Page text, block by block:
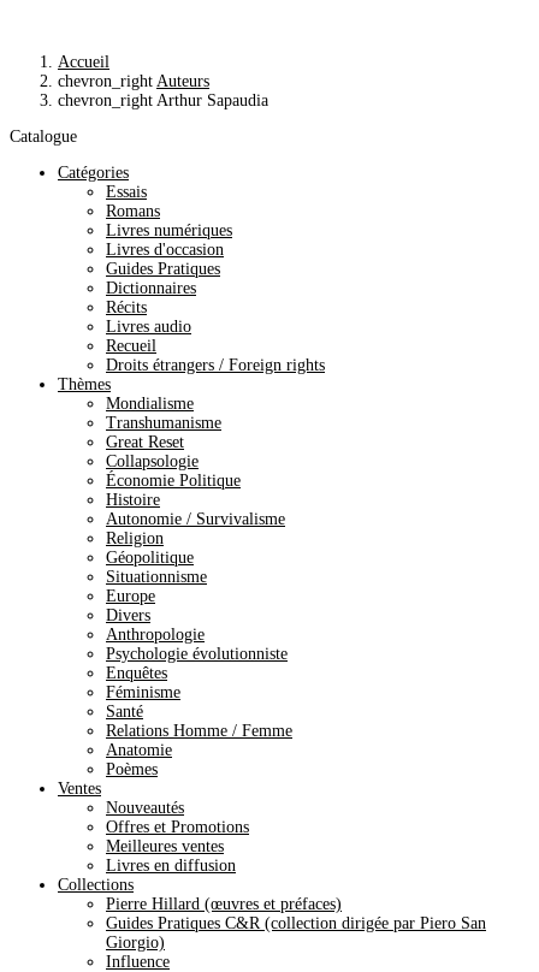
Accueil
chevron_right Auteurs
chevron_right Arthur Sapaudia
Catalogue
Catégories
Essais
Romans
Livres numériques
Livres d'occasion
Guides Pratiques
Dictionnaires
Récits
Livres audio
Recueil
Droits étrangers / Foreign rights
Thèmes
Mondialisme
Transhumanisme
Great Reset
Collapsologie
Économie Politique
Histoire
Autonomie / Survivalisme
Religion
Géopolitique
Situationnisme
Europe
Divers
Anthropologie
Psychologie évolutionniste
Enquêtes
Féminisme
Santé
Relations Homme / Femme
Anatomie
Poèmes
Ventes
Nouveautés
Offres et Promotions
Meilleures ventes
Livres en diffusion
Collections
Pierre Hillard (œuvres et préfaces)
Guides Pratiques C&R (collection dirigée par Piero San
Giorgio)
Influence